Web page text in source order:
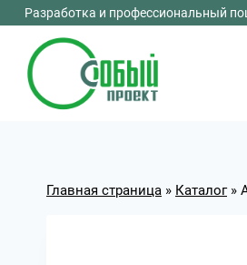
Перейти
содержимому
Разработка и профессиональный
Главная страница » Каталог»